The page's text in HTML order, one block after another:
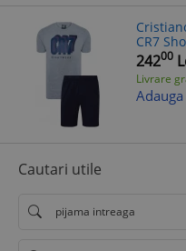
CR7
24200
Livrare
Cautari utile
pijama intreaga